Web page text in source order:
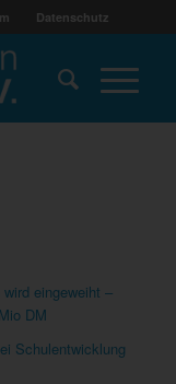
Datenschutz
eingeweiht –
DM
Schulentwicklung